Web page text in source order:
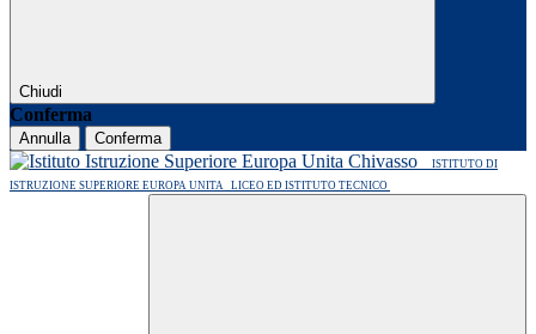
Chiudi
Conferma
Annulla Conferma
ISTITUTO DI
ISTRUZIONE SUPERIORE EUROPA UNITA LICEO ED ISTITUTO TECNICO